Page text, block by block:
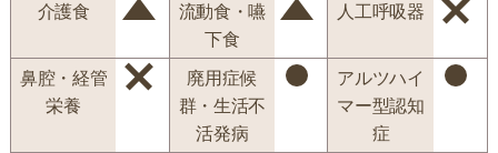
介護食
流動食・嚥
下食
人工呼吸器
鼻腔・経管
栄養
廃用症候
群・生活不
活発病
アルツハイ
マー型認知
症